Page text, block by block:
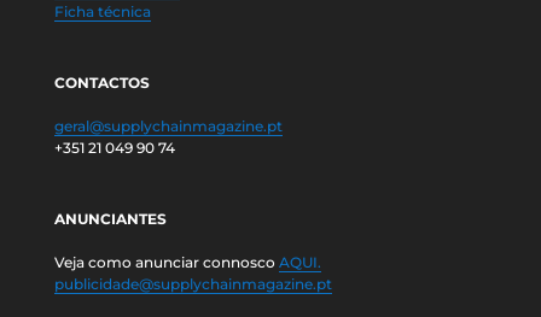
Ficha técnica
CONTACTOS
geral@supplychainmagazine.pt
+351 21 049 90 74
ANUNCIANTES
Veja como anunciar connosco AQUI.
publicidade@supplychainmagazine.pt